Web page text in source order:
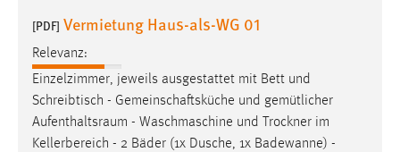
[PDF] Vermietung Haus-als-WG 01
Relevanz:
Einzelzimmer, jeweils ausgestattet mit Bett und
Schreibtisch - Gemeinschaftsküche und gemütlicher
Aufenthaltsraum - Waschmaschine und Trockner im
Kellerbereich - 2 Bäder (1x Dusche, 1x Badewanne) -